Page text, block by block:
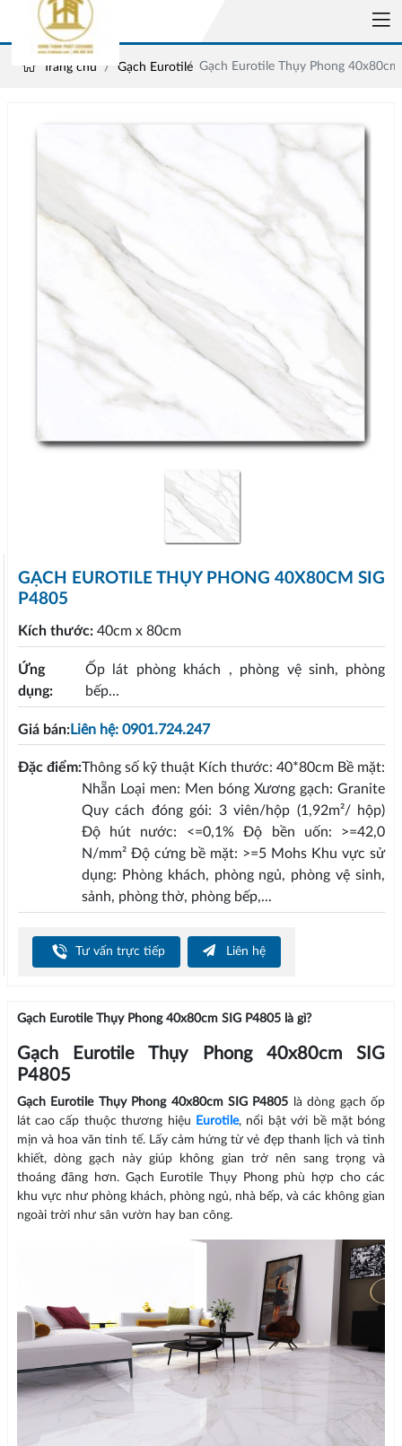
Trang chủ Gạch Eurotile Gạch Eurotile Thụy Phong
GẠCH EUROTILE THỤY PHONG 40X80CM SIG
P4805
Kích thước: 40cm x 80cm
Ứng
dụng:
Ốp lát phòng khách , phòng vệ sinh, phòng
bếp...
Giá bán:Liên hệ: 0901.724.247
Đặc điểm:Thông số kỹ thuật Kích thước: 40*80cm Bề mặt:
Nhẵn Loại men: Men bóng Xương gạch: Granite
Quy cách đóng gói: 3 viên/hộp (1,92m²/ hộp)
Độ hút nước: <=0,1% Độ bền uốn: >=42,0
N/mm² Độ cứng bề mặt: >=5 Mohs Khu vực sử
dụng: Phòng khách, phòng ngủ, phòng vệ sinh,
sảnh, phòng thờ, phòng bếp,...
Tư vấn trực tiếp Liên hệ
Gạch Eurotile Thụy Phong 40x80cm SIG P4805 là gì?
Gạch Eurotile Thụy Phong 40x80cm SIG
P4805
Gạch Eurotile Thụy Phong 40x80cm SIG P4805
là dòng gạch ốp
lát cao cấp thuộc thương hiệu
Eurotile, nổi bật với bề mặt bóng
mịn và hoa văn tinh tế. Lấy cảm hứng từ vẻ đẹp thanh lịch và tinh
khiết, dòng gạch này giúp không gian trở nên sang trọng và
thoáng đãng hơn. Gạch Eurotile Thụy Phong phù hợp cho các
khu vực như phòng khách, phòng ngủ, nhà bếp, và các không gian
ngoài trời như sân vườn hay ban công.